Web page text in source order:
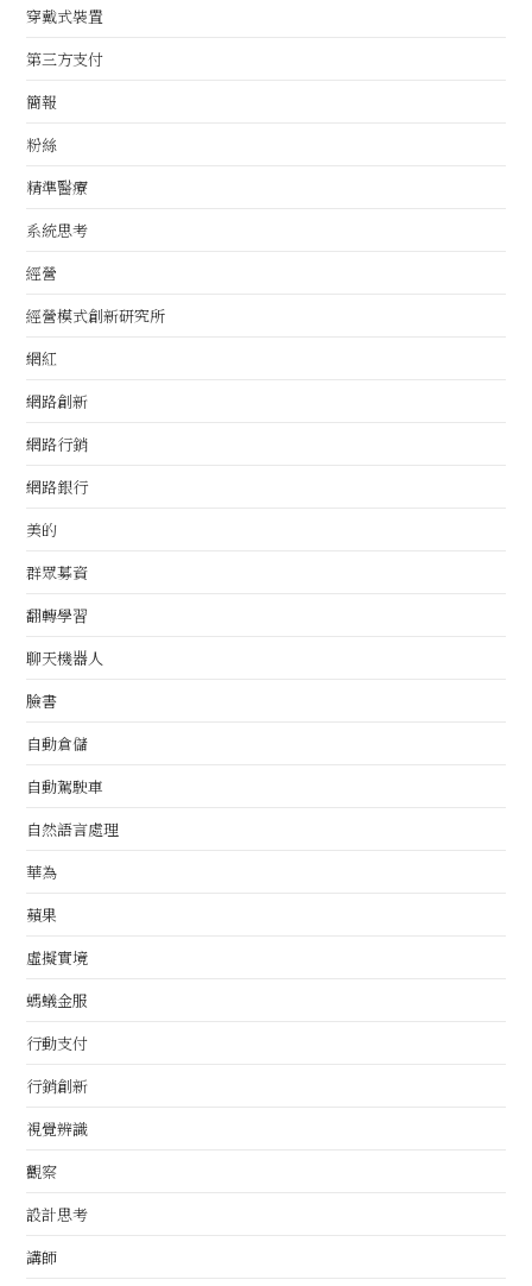
穿戴式裝置
第三方支付
簡報
粉絲
精準醫療
系統思考
經營
經營模式創新研究所
網紅
網路創新
網路行銷
網路銀行
美的
群眾募資
翻轉學習
聊天機器人
臉書
自動倉儲
自動駕駛車
自然語言處理
華為
蘋果
虛擬實境
螞蟻金服
行動支付
行銷創新
視覺辨識
觀察
設計思考
講師